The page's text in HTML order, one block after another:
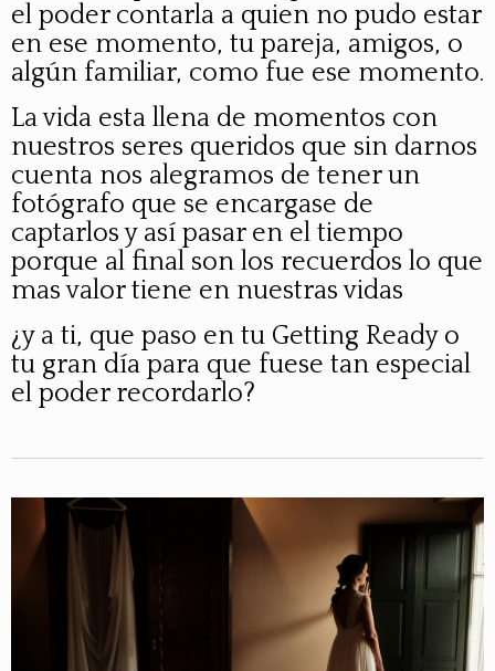
el poder contarla a quien no pudo estar
en ese momento, tu pareja, amigos, o
algún familiar, como fue ese momento.
La vida esta llena de momentos con
nuestros seres queridos que sin darnos
cuenta nos alegramos de tener un
fotógrafo que se encargase de
captarlos y así pasar en el tiempo
porque al final son los recuerdos lo que
mas valor tiene en nuestras vidas
¿y a ti, que paso en tu Getting Ready o
tu gran día para que fuese tan especial
el poder recordarlo?